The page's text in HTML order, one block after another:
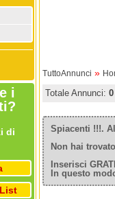
i
di
TuttoAnnunci »
Totale Annunci: 0
Spiacenti !!!.
Non hai
Inserisci
In questo